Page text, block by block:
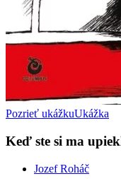
Pozrieť ukážkuUkážka
Keď ste si ma
Jozef Roháč